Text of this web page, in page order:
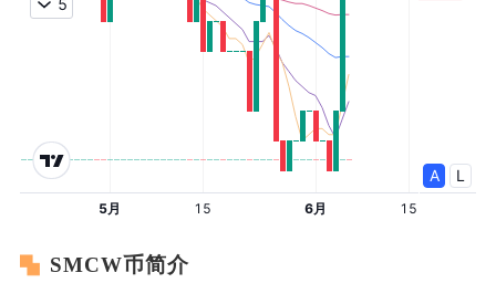
SMCW币简介